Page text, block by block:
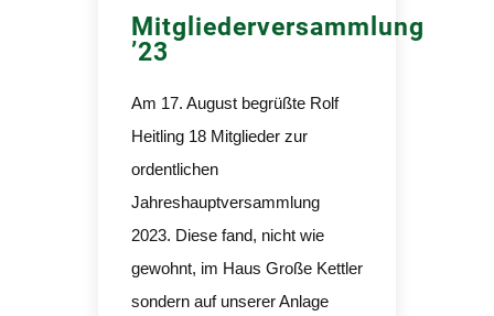
Mitgliederversammlung
’23
Am 17. August begrüßte Rolf
Heitling 18 Mitglieder zur
ordentlichen
Jahreshauptversammlung
2023. Diese fand, nicht wie
gewohnt, im Haus Große Kettler
sondern auf unserer Anlage